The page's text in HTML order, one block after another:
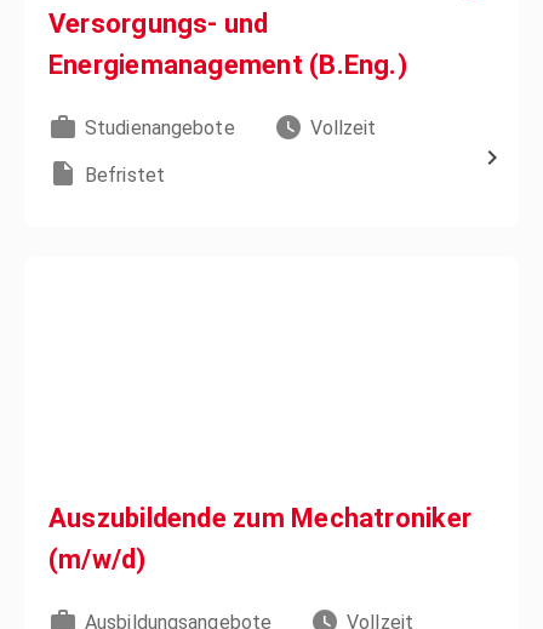
Versorgungs- und
Energiemanagement (B.Eng.)
Studienangebote Vollzeit
Befristet
Auszubildende zum Mechatroniker
(m/w/d)
Ausbildungsangebote Vollzeit